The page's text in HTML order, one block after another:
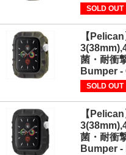
SOLD OUT
【
菌・耐衝
Bumper -
SOLD OUT
【
菌・耐衝
Bumper